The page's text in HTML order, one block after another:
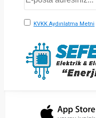
KVKK Aydınlatma Metni